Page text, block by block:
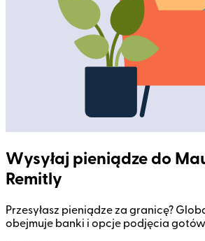
Wysyłaj pieniądze do
Remitly
Przesyłasz pieniądze za granicę?
obejmuje banki i opcje podjęcia